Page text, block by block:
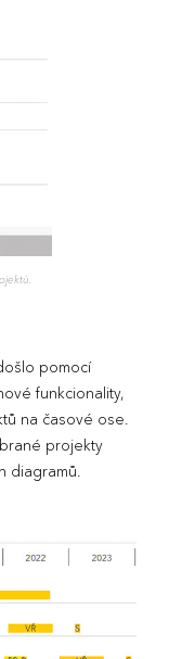
pomocí
funkcionality,
na časové ose.
projekty
diagramů.